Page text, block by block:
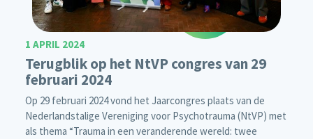
1 APRIL 2024
Terugblik op het NtVP congres van 29
februari 2024
Op 29 februari 2024 vond het Jaarcongres plaats van de
Nederlandstalige Vereniging voor Psychotrauma (NtVP) met
als thema “Trauma in een veranderende wereld: twee